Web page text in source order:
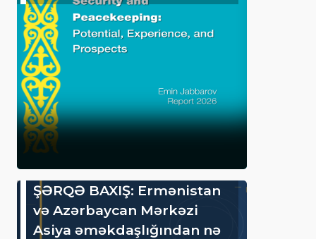
ŞƏRQƏ BAXIŞ: Ermənistan
və Azərbaycan Mərkəzi
Asiya əməkdaşlığından nə